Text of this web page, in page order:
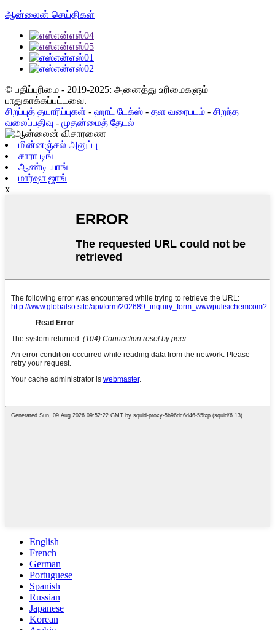
ஆன்லைன் செய்திகள்
© பதிப்புரிமை - 2019-2025: அனைத்து உரிமைகளும்
பாதுகாக்கப்பட்டவை.
சிறப்புத் தயாரிப்புகள் - ஹாட் டேக்ஸ் - தள வரைபடம் - சிறந்த
வலைப்பதிவு - முதன்மைத் தேடல்
மின்னஞ்சல் அனுப்பு
சாரா டிங்
ஆண்டி யாங்
மார்ஷா ஜாங்
x
English
French
German
Portuguese
Spanish
Russian
Japanese
Korean